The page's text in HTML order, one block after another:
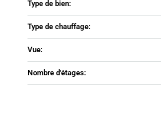
Type de bien:
Type de chauffage:
Vue:
Nombre d'étages: